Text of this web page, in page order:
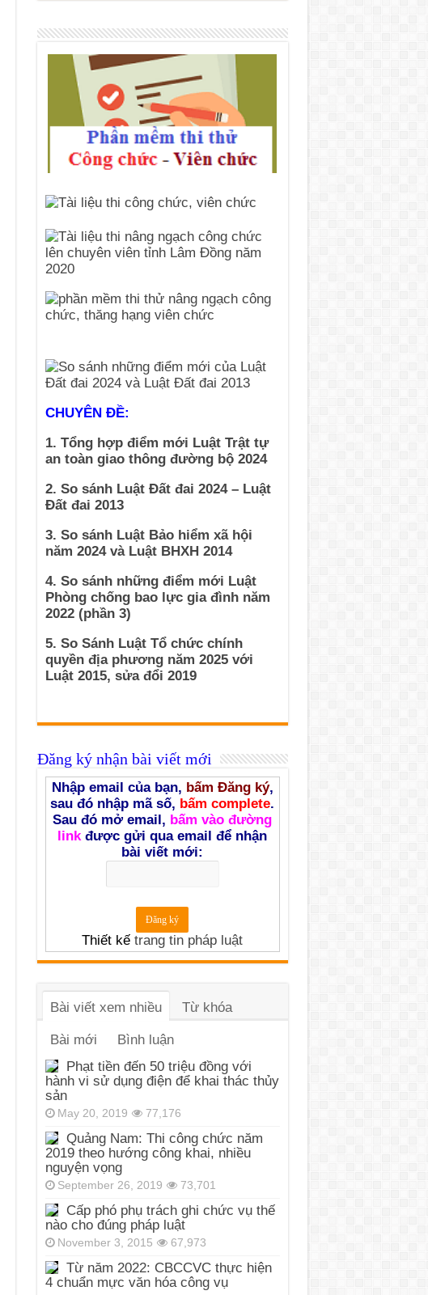
CHUYÊN ĐỀ:
1. Tổng hợp điểm mới Luật Trật tự
an toàn giao thông đường bộ 2024
2. So sánh Luật Đất đai 2024 – Luật
Đất đai 2013
3. So sánh Luật Bảo hiểm xã hội
năm 2024 và Luật BHXH 2014
4. So sánh những điểm mới Luật
Phòng chống bao lực gia đình năm
2022 (phần 3)
5. So Sánh Luật Tổ chức chính
quyền địa phương năm 2025 với
Luật 2015, sửa đổi 2019
Đăng ký nhận bài viết mới
Nhập email của bạn, bấm Đăng ký,
sau đó nhập mã số, bấm complete.
Sau đó mở email, bấm vào đường
linkđược gửi qua email để nhận
bài viết mới:
Thiết kế trang tin pháp luật
Bài viết xem nhiều Từ khóa
Bài mới
Bình luận
Phạt tiền đến 50 triệu đồng với
hành vi sử dụng điện để khai thác thủy
sản
May 20, 2019 77,176
Quảng Nam: Thi công chức năm
2019 theo hướng công khai, nhiều
nguyện vọng
September 26, 2019 73,701
Cấp phó phụ trách ghi chức vụ thế
nào cho đúng pháp luật
November 3, 2015 67,973
Từ năm 2022: CBCCVC thực hiện
4 chuẩn mực văn hóa công vụ